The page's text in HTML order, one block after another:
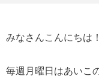
みなさんこんにちは
毎週月曜日はあいこ